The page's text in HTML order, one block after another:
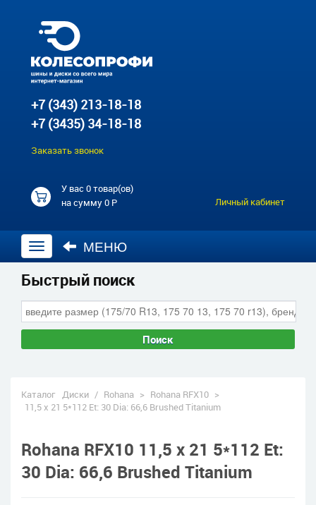
+7 (343) 213-18-18
+7 (3435) 34-18-18
Заказать звонок
У вас0 товар(ов)
на сумму0 Р Личный кабинет
Открыть
навигацию
МЕНЮ
Быстрый поиск
Поиск
Каталог Диски / Rohana > Rohana RFX10 >
11,5 x 21 5*112 Et: 30 Dia: 66,6 Brushed Titanium
Rohana RFX10 11,5 x 21 5*112 Et:
30 Dia: 66,6 Brushed Titanium